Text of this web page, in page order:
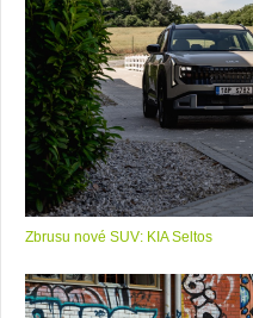
Zbrusu nové SUV: KIA Seltos